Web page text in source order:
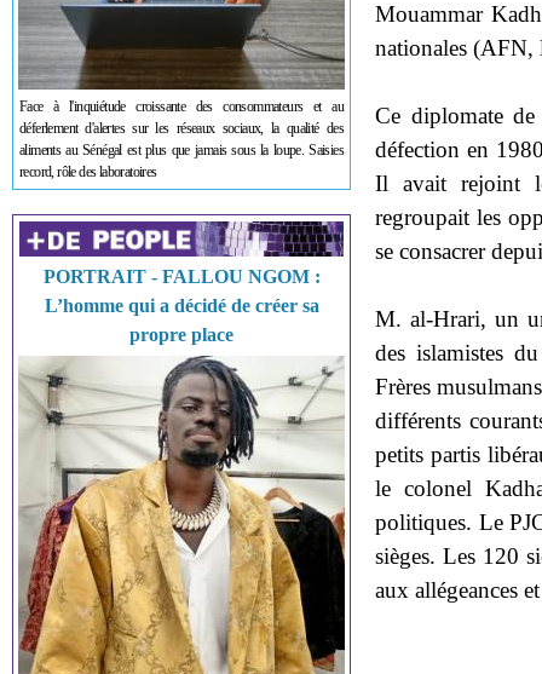
Face à l'inquiétude croissante des consommateurs et au
déferlement d'alertes sur les réseaux sociaux, la qualité des
aliments au Sénégal est plus que jamais sous la loupe. Saisies
record, rôle des laboratoires
PORTRAIT - FALLOU NGOM :
L’homme qui a décidé de créer sa
propre place
Mouammar
nationales (AFN,
Ce diplomate
défection en
Il avait rejoint
regroupait les
se consacrer
M. al-Hrari, un
des islamistes
Frères
différents
petits partis
le colonel
politiques. Le
sièges. Les 120
aux allégeances